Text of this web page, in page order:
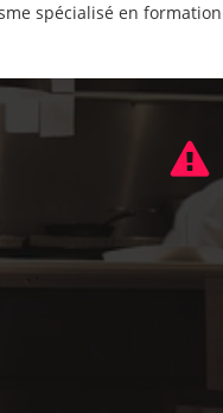
spécialisé en formation